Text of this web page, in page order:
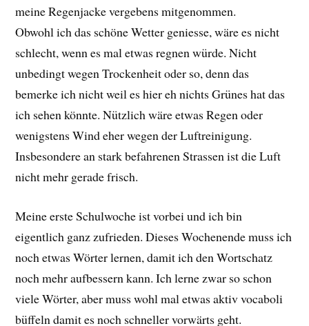
meine Regenjacke vergebens mitgenommen.
Obwohl ich das schöne Wetter geniesse, wäre es nicht
schlecht, wenn es mal etwas regnen würde. Nicht
unbedingt wegen Trockenheit oder so, denn das
bemerke ich nicht weil es hier eh nichts Grünes hat das
ich sehen könnte. Nützlich wäre etwas Regen oder
wenigstens Wind eher wegen der Luftreinigung.
Insbesondere an stark befahrenen Strassen ist die Luft
nicht mehr gerade frisch.
Meine erste Schulwoche ist vorbei und ich bin
eigentlich ganz zufrieden. Dieses Wochenende muss ich
noch etwas Wörter lernen, damit ich den Wortschatz
noch mehr aufbessern kann. Ich lerne zwar so schon
viele Wörter, aber muss wohl mal etwas aktiv vocaboli
büffeln damit es noch schneller vorwärts geht.